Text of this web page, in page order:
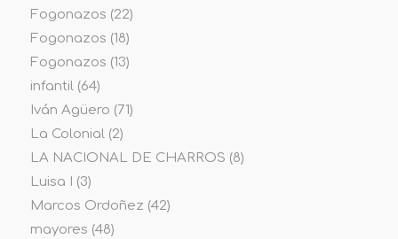
Fogonazos (22)
Fogonazos (18)
Fogonazos (13)
infantil(64)
Iván Agüero (71)
La Colonial(2)
LA NACIONAL DE CHARROS (8)
Luisa I
(3)
Marcos Ordoñez (42)
mayores (48)